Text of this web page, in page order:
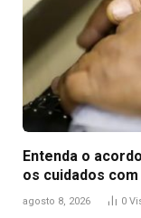
Entenda o
os cuidados
agosto 8, 2026 0